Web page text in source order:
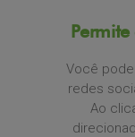
Você
redes
Ao